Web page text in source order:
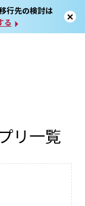
行先の検討は
る
リ一覧